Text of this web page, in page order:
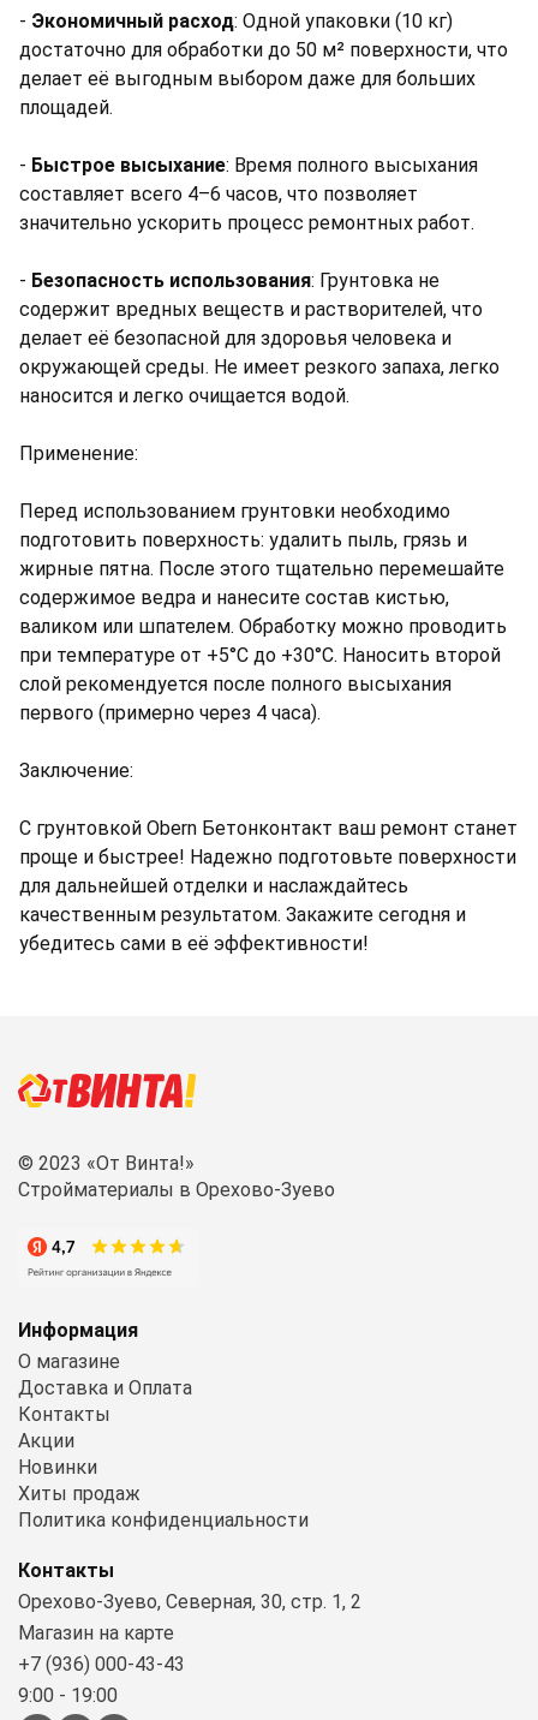
- Экономичный расход: Одной упаковки (10 кг)
достаточно для обработки до 50 м² поверхности, что
делает её выгодным выбором даже для больших
площадей.
- Быстрое высыхание: Время полного высыхания
составляет всего 4–6 часов, что позволяет
значительно ускорить процесс ремонтных работ.
- Безопасность использования: Грунтовка не
содержит вредных веществ и растворителей, что
делает её безопасной для здоровья человека и
окружающей среды. Не имеет резкого запаха, легко
наносится и легко очищается водой.
Применение:
Перед использованием грунтовки необходимо
подготовить поверхность: удалить пыль, грязь и
жирные пятна. После этого тщательно перемешайте
содержимое ведра и нанесите состав кистью,
валиком или шпателем. Обработку можно проводить
при температуре от +5°C до +30°C. Наносить второй
слой рекомендуется после полного высыхания
первого (примерно через 4 часа).
Заключение:
С грунтовкой Obern Бетонконтакт ваш ремонт станет
проще и быстрее! Надежно подготовьте поверхности
для дальнейшей отделки и наслаждайтесь
качественным результатом. Закажите сегодня и
убедитесь сами в её эффективности!
© 2023 «От Винта!»
Стройматериалы в Орехово-Зуево
Контакты
Орехово-Зуево, Северная, 30, стр. 1, 2
Магазин на карте
+7 (936) 000-43-43
9:00 - 19:00
Информация
О магазине
Доставка и Оплата
Контакты
Акции
Новинки
Хиты продаж
Политика конфиденциальности